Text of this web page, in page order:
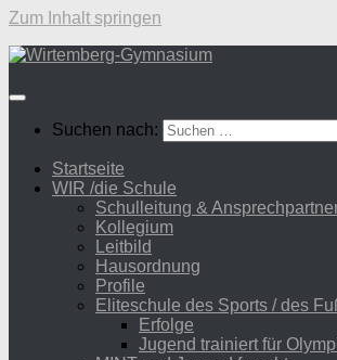
Zum Inhalt springen
Suchen nach:
Startseite
WIR /die Schule
Schulleitung &
Kollegium
Leitbild
Hausordnung
Profile
Eliteschule des Sports / des
Erfolge
Jugend trainiert für